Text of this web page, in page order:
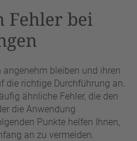
Fehler bei
bleiben und ihren
die richtige Durchführung an.
ähnliche Fehler, die den
die Anwendung
Punkte helfen Ihnen,
an zu vermeiden.